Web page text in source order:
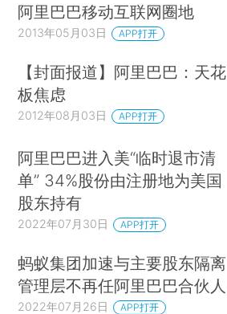
阿里巴巴移动互联网圈地
2013年05月03日 APP打开
【封面报道】阿里巴巴：天花
板焦虑
2012年08月03日 APP打开
阿里巴巴进入美“临时退市清
单” 34%股份由注册地为美国
股东持有
2022年07月30日 APP打开
蚂蚁集团加速与主要股东隔离
管理层不再任阿里巴巴合伙人
2022年07月26日 APP打开